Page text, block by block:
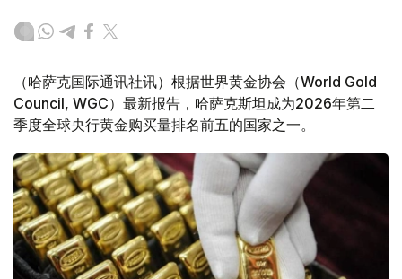
（哈萨克国际通讯社讯）根据世界黄金协会（World Gold
Council, WGC）最新报告，哈萨克斯坦成为2026年第二
季度全球央行黄金购买量排名前五的国家之一。